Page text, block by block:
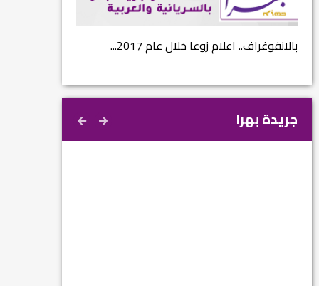
بالانفوغراف.. اعلام زوعا خلال عام 2017...
جريدة بهرا